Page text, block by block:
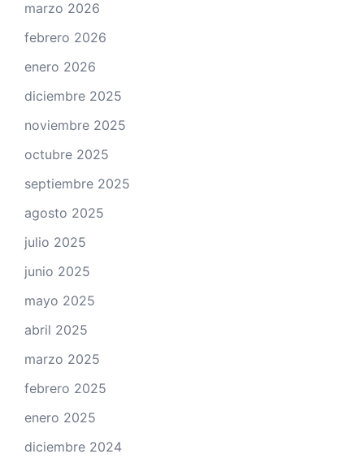
marzo 2026
febrero 2026
enero 2026
diciembre 2025
noviembre 2025
octubre 2025
septiembre 2025
agosto 2025
julio 2025
junio 2025
mayo 2025
abril 2025
marzo 2025
febrero 2025
enero 2025
diciembre 2024